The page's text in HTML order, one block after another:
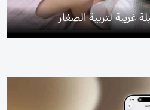
غريبة لتربية الصغار